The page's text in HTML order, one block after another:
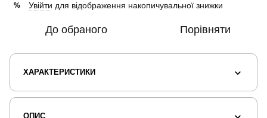
% Увійти для відображення накопичувальної знижки
До обраного Порівняти
ХАРАКТЕРИСТИКИ
ОПИС